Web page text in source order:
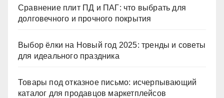
Сравнение плит ПД и ПАГ: что выбрать для
долговечного и прочного покрытия
Выбор ёлки на Новый год 2025: тренды и советы
для идеального праздника
Товары под отказное письмо: исчерпывающий
каталог для продавцов маркетплейсов